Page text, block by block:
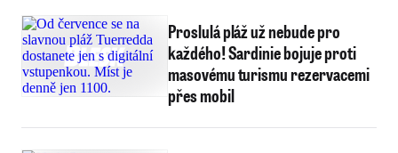
Proslulá pláž už nebude pro
každého! Sardinie bojuje proti
masovému turismu rezervacemi
přes mobil